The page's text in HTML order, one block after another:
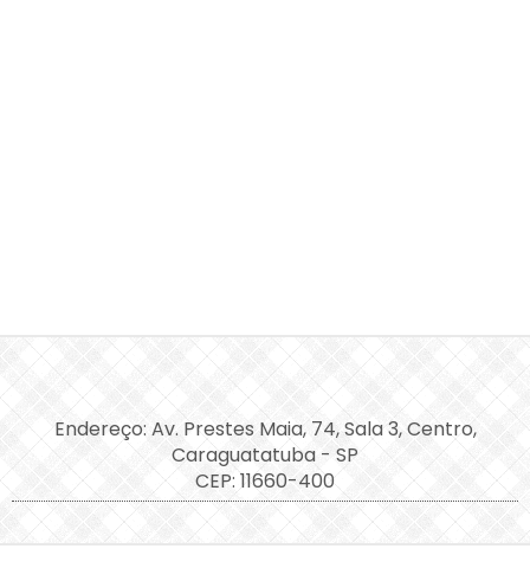
Endereço: Av. Prestes Maia, 74, Sala 3, Centro,
Caraguatatuba - SP
CEP: 11660-400